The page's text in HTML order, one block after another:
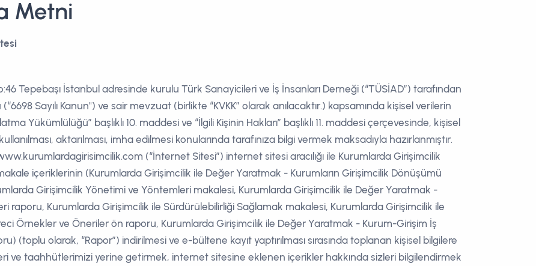
Metni
Tepebaşı İstanbul adresinde kurulu Türk Sanayicileri ve İş İnsanları Derneği (“TÜSİAD”) tarafından
(“6698 Sayılı Kanun") ve sair mevzuat (birlikte “KVKK” olarak anılacaktır.) kapsamında kişisel verilerin
Yükümlülüğü” başlıklı 10. maddesi ve “İlgili Kişinin Hakları” başlıklı 11. maddesi çerçevesinde, kişisel
aktarılması, imha edilmesi konularında tarafınıza bilgi vermek maksadıyla hazırlanmıştır.
(“İnternet Sitesi”) internet sitesi aracılığı ile Kurumlarda Girişimcilik
içeriklerinin (Kurumlarda Girişimcilik ile Değer Yaratmak - Kurumların Girişimcilik Dönüşümü
Girişimcilik Yönetimi ve Yöntemleri makalesi, Kurumlarda Girişimcilik ile Değer Yaratmak -
raporu, Kurumlarda Girişimcilik ile Sürdürülebilirliği Sağlamak makalesi, Kurumlarda Girişimcilik ile
Örnekler ve Öneriler ön raporu, Kurumlarda Girişimcilik ile Değer Yaratmak - Kurum-Girişim İş
(toplu olarak, “Rapor”) indirilmesi ve e-bültene kayıt yaptırılması sırasında toplanan kişisel bilgilere
ve taahhütlerimizi yerine getirmek, internet sitesine eklenen içerikler hakkında sizleri bilgilendirmek